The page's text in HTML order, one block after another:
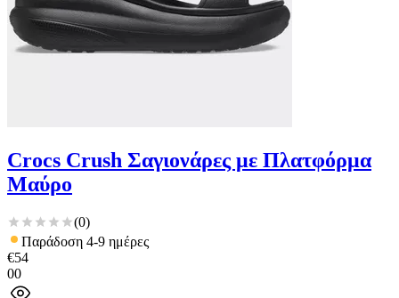
Crocs Crush Σαγιονάρες με Πλατφόρμα
Μαύρο
(0)
Παράδοση 4-9 ημέρες
€54
00